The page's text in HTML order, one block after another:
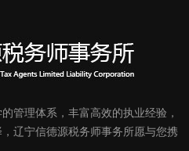
管理体系，丰富高效的执业经验，
辽宁信德源税务师事务所愿与您携